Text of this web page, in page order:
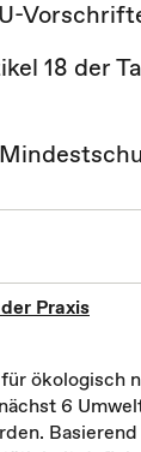
18 der
Praxis
ökologisch
6